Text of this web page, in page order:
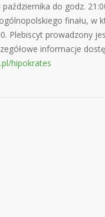
do godz.
finału, w
Plebiscyt prowadzony
informacje
hipokrates